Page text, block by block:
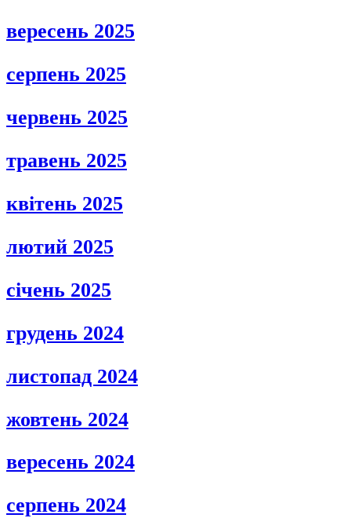
вересень 2025
серпень 2025
червень 2025
травень 2025
квітень 2025
лютий 2025
січень 2025
грудень 2024
листопад 2024
жовтень 2024
вересень 2024
серпень 2024